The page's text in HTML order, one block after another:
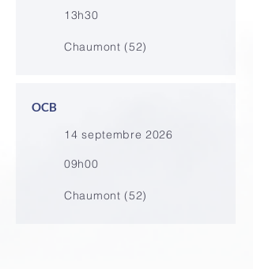
13h30
Chaumont (52)
OCB
14 septembre 2026
09h00
Chaumont (52)